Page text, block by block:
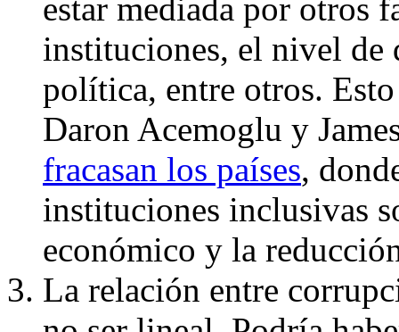
estar mediada por otros
instituciones, el nivel de
política, entre otros.
Daron Acemoglu y
fracasan los países,
instituciones inclusivas
económico y la
La relación entre